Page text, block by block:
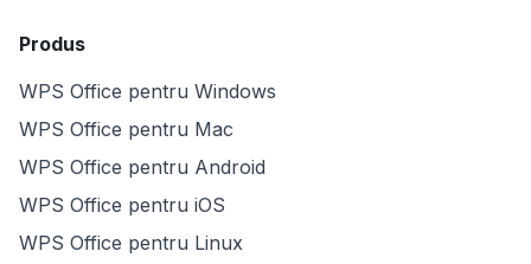
Produs
WPS Office pentru Windows
WPS Office pentru Mac
WPS Office pentru Android
WPS Office pentru iOS
WPS Office pentru Linux